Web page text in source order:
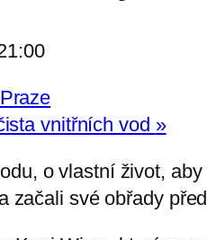
vnitřních vod »
o vlastní život,
začali své obřady